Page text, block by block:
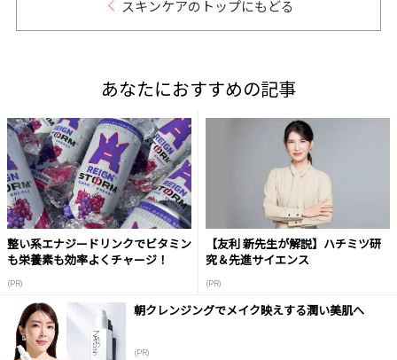
スキンケアのトップにもどる
あなたにおすすめの記事
整い系エナジードリンクでビタミン
も栄養素も効率よくチャージ！
(PR)
【友利 新先生が解説】ハチミツ研
究＆先進サイエンス
(PR)
朝クレンジングでメイク映えする潤い美肌へ
(PR)